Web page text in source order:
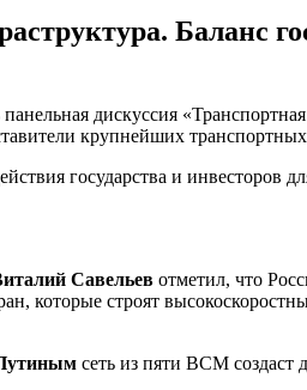
Баланс
дискуссия
крупнейших
государства и
Савельев отметил, что
которые строят
сеть из пяти ВСМ создаст